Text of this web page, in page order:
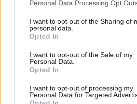
Personal Data Processing Opt
I want to opt-out of the Sharing of
personal data.
Opted In
I want to opt-out of the Sale of my
Personal Data.
Opted In
I want to opt-out of processing my
Personal Data for Targeted
nie ma z niej wyjścia, jest jakaś
którą można w sobie wzniecić,
tego pierwiastka, który
okruszków chleba
albo przełamanie strachu i
prawdy z grzechami, których
dopuściło. Moim zdaniem